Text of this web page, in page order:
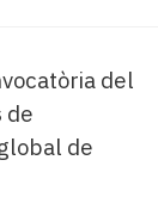
del
de
de